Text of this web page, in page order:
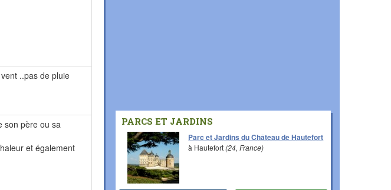
..pas de pluie
son père ou sa
et également
PARCS ET JARDINS
Parc et Jardins du Château de Hautefort
à Hautefort(24, France)